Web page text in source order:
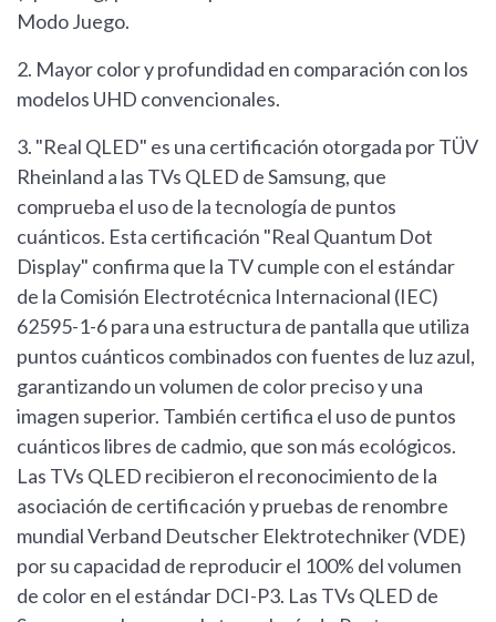
Modo Juego.
2. Mayor color y profundidad en comparación con los
modelos UHD convencionales.
3. "Real QLED" es una certificación otorgada por TÜV
Rheinland a las TVs QLED de Samsung, que
comprueba el uso de la tecnología de puntos
cuánticos. Esta certificación "Real Quantum Dot
Display" confirma que la TV cumple con el estándar
de la Comisión Electrotécnica Internacional (IEC)
62595-1-6 para una estructura de pantalla que utiliza
puntos cuánticos combinados con fuentes de luz azul,
garantizando un volumen de color preciso y una
imagen superior. También certifica el uso de puntos
cuánticos libres de cadmio, que son más ecológicos.
Las TVs QLED recibieron el reconocimiento de la
asociación de certificación y pruebas de renombre
mundial Verband Deutscher Elektrotechniker (VDE)
por su capacidad de reproducir el 100% del volumen
de color en el estándar DCI-P3. Las TVs QLED de